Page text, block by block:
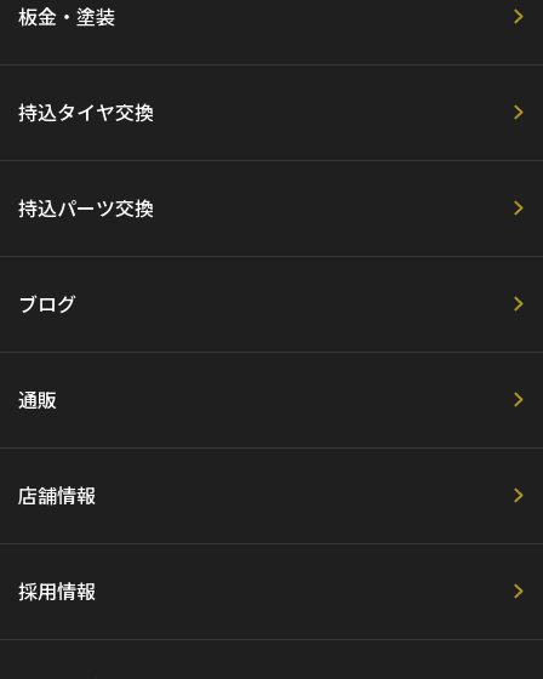
板金・塗装
持込タイヤ交換
持込パーツ交換
ブログ
通販
店舗情報
採用情報